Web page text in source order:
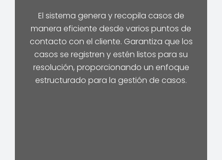
El sistema genera y recopila casos de
manera eficiente desde varios puntos de
contacto con el cliente. Garantiza que los
casos se registren y estén listos para su
resolución, proporcionando un enfoque
estructurado para la gestión de casos.